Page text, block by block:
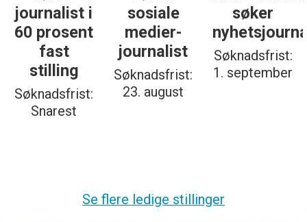
journalist i
60 prosent
fast
stilling
Søknadsfrist:
Snarest
sosiale
medier-
journalist
Søknadsfrist:
23. august
søker
Søknadsfrist:
1. september
Se flere ledige stillinger